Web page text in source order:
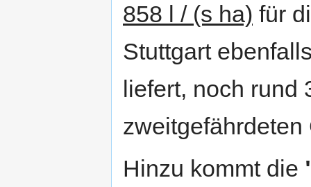
858 l / (s ha) für
Stuttgart
liefert, noch rund
Hinzu kommt die